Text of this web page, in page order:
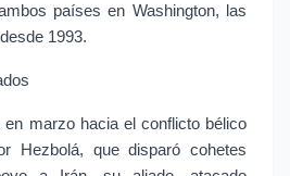
países en Washington, las
1993.
en marzo hacia el conflicto bélico
Hezbolá, que disparó cohetes